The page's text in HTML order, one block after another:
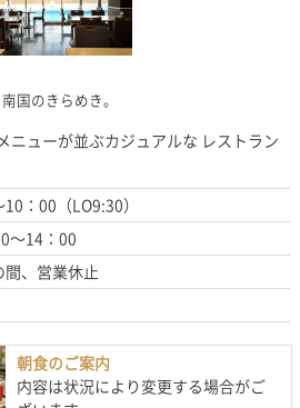
国のきらめき。
ニューが並ぶカジュアルな レストラン
：00（LO9:30）
～14：00
間、営業休止
朝食のご案内
内容は状況により変更する場合がご